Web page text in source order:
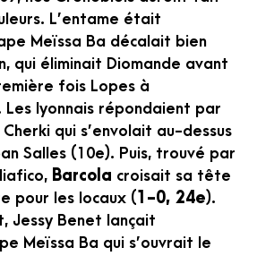
L’entame était
Meïssa Ba décalait bien
qui éliminait Diomande avant
fois Lopes à
lyonnais répondaient par
qui s’envolait au-dessus
Salles (10e). Puis, trouvé par
Barcola croisait sa tête
pour les locaux (1-0, 24e).
Jessy Benet lançait
Meïssa Ba qui s’ouvrait le